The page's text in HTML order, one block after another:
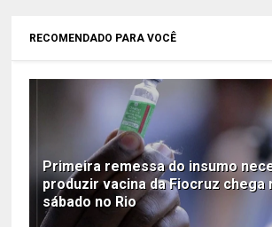
RECOMENDADO PARA VOCÊ
Primeira remessa do insumo
produzir vacina da Fiocruz chega
sábado no Rio